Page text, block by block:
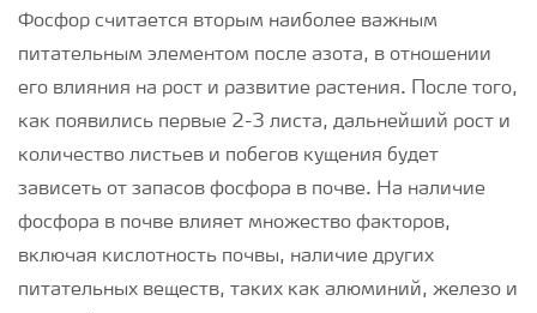
Фосфор считается вторым наиболее важным
питательным элементом после азота, в отношении
его влияния на рост и развитие растения. После того,
как появились первые 2-3 листа, дальнейший рост и
количество листьев и побегов кущения будет
зависеть от запасов фосфора в почве. На наличие
фосфора в почве влияет множество факторов,
включая кислотность почвы, наличие других
питательных веществ, таких как алюминий, железо и